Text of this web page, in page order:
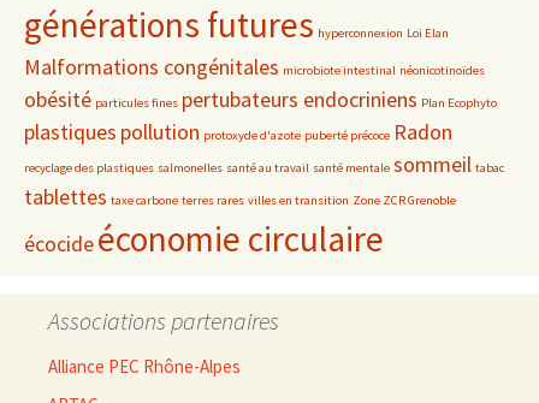
générations futures hyperconnexion Loi Elan
Malformations congénitales microbiote intestinal néonicotinoïdes
obésité particules fines pertubateurs endocriniens Plan Ecophyto
plastiques pollution protoxyde d'azote puberté précoce Radon
recyclage des plastiques salmonelles santé au travail santé mentale sommeil tabac
tablettes taxe carbone terres rares villes en transition Zone ZCR Grenoble
écocideéconomie circulaire
Associations partenaires
Alliance PEC Rhône-Alpes